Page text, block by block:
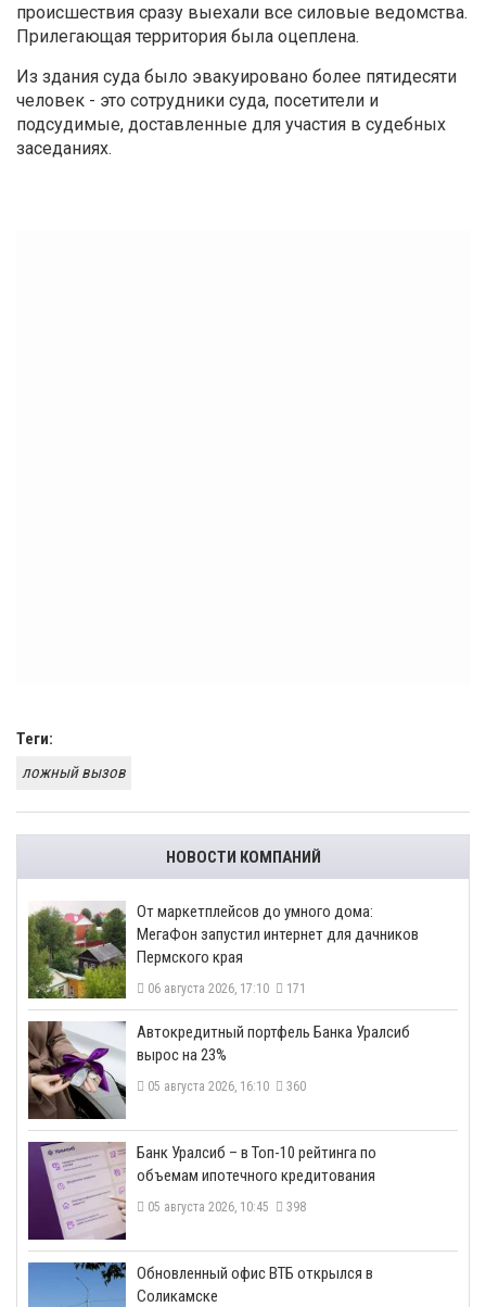
происшествия сразу выехали все силовые ведомства.
Прилегающая территория была оцеплена.
Из здания суда было эвакуировано более пятидесяти
человек - это сотрудники суда, посетители и
подсудимые, доставленные для участия в судебных
заседаниях.
Теги:
ложный вызов
НОВОСТИ КОМПАНИЙ
От маркетплейсов до умного дома:
МегаФон запустил интернет для дачников
Пермского края
06 августа 2026, 17:10 171
​Автокредитный портфель Банка Уралсиб
вырос на 23%
05 августа 2026, 16:10 360
​Банк Уралсиб – в Топ-10 рейтинга по
объемам ипотечного кредитования
05 августа 2026, 10:45 398
​Обновленный офис ВТБ открылся в
Соликамске